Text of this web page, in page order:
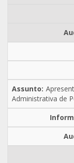
Administrativa de